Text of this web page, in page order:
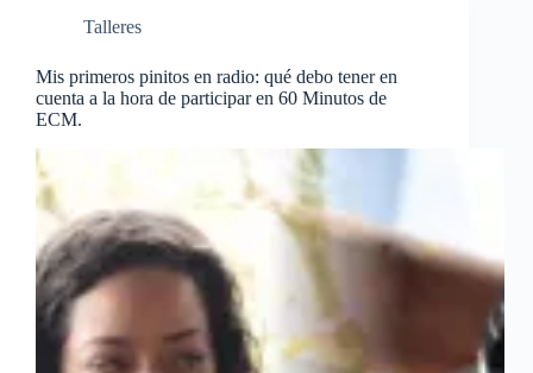
Talleres
Mis primeros pinitos en radio: qué debo tener en
cuenta a la hora de participar en 60 Minutos de
ECM.